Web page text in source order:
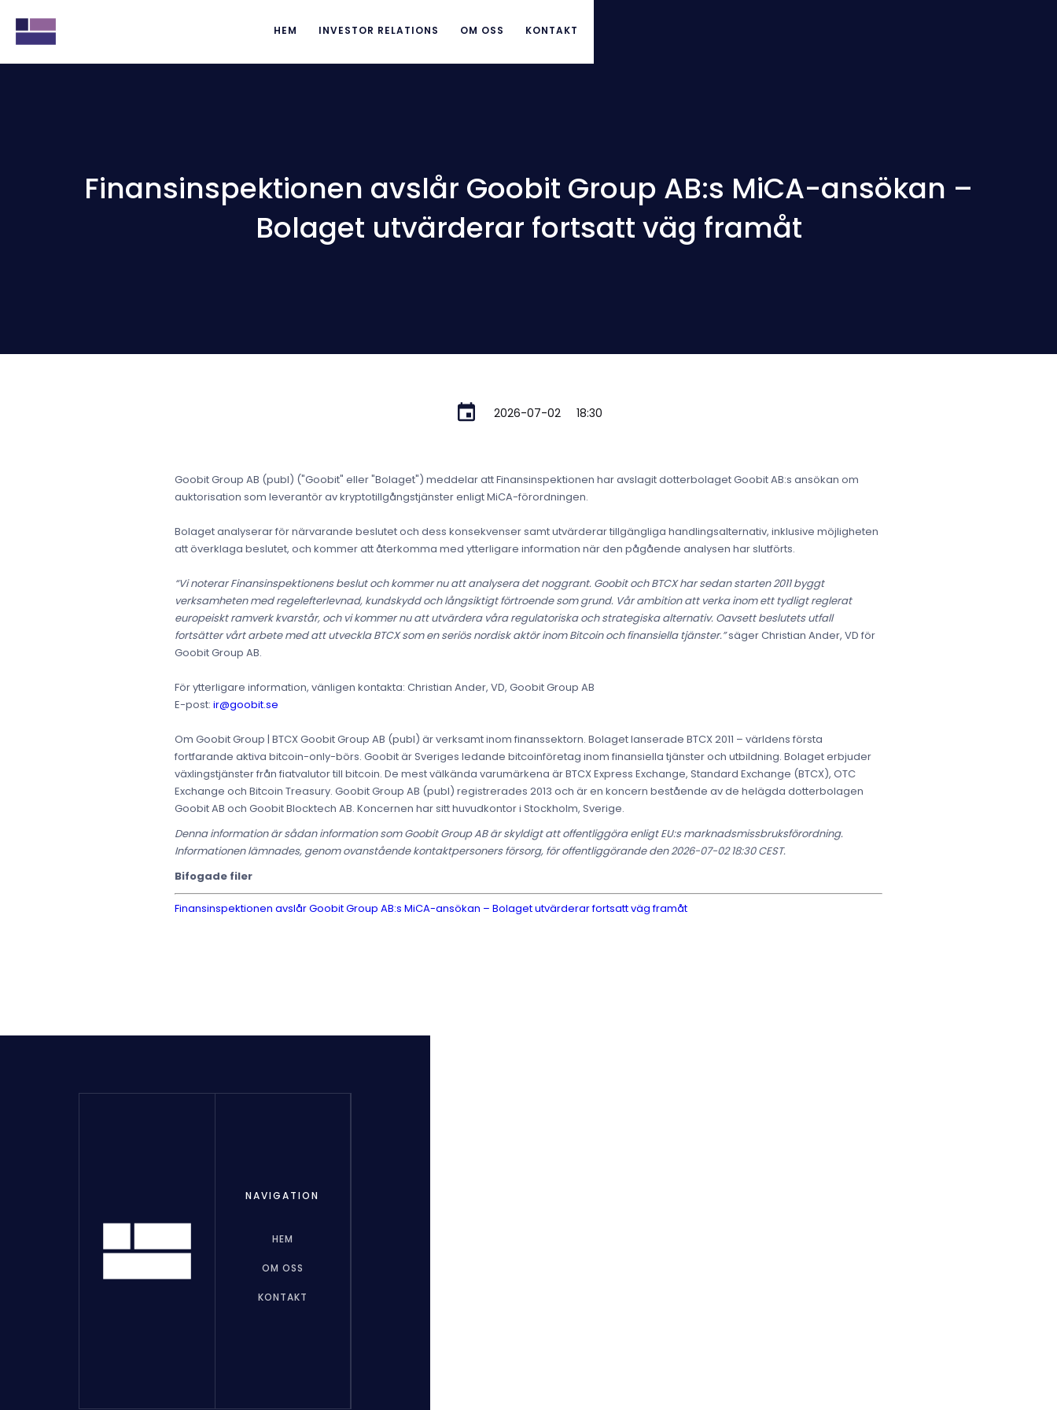
HEM INVESTOR RELATIONS OM OSS KONTAKT
Finansinspektionen avslår Goobit Group AB:s MiCA-ansökan –
Bolaget utvärderar fortsatt väg framåt
2026-07-02 18:30
Goobit Group AB (publ) ("Goobit" eller "Bolaget") meddelar att Finansinspektionen har avslagit dotterbolaget Goobit AB:s ansökan om
auktorisation som leverantör av kryptotillgångstjänster enligt MiCA-förordningen.
Bolaget analyserar för närvarande beslutet och dess konsekvenser samt utvärderar tillgängliga handlingsalternativ, inklusive möjligheten
att överklaga beslutet, och kommer att återkomma med ytterligare information när den pågående analysen har slutförts.
“Vi noterar Finansinspektionens beslut och kommer nu att analysera det noggrant. Goobit och BTCX har sedan starten 2011 byggt
verksamheten med regelefterlevnad, kundskydd och långsiktigt förtroende som grund. Vår ambition att verka inom ett tydligt reglerat
europeiskt ramverk kvarstår, och vi kommer nu att utvärdera våra regulatoriska och strategiska alternativ. Oavsett beslutets utfall
fortsätter vårt arbete med att utveckla BTCX som en seriös nordisk aktör inom Bitcoin och finansiella tjänster.”säger Christian Ander, VD för
Goobit Group AB.
För ytterligare information, vänligen kontakta: Christian Ander, VD, Goobit Group AB
E-post: ir@goobit.se
Om Goobit Group | BTCX Goobit Group AB (publ) är verksamt inom finanssektorn. Bolaget lanserade BTCX 2011 – världens första
fortfarande aktiva bitcoin-only-börs. Goobit är Sveriges ledande bitcoinföretag inom finansiella tjänster och utbildning. Bolaget erbjuder
växlingstjänster från fiatvalutor till bitcoin. De mest välkända varumärkena är BTCX Express Exchange, Standard Exchange (BTCX), OTC
Exchange och Bitcoin Treasury. Goobit Group AB (publ) registrerades 2013 och är en koncern bestående av de helägda dotterbolagen
Goobit AB och Goobit Blocktech AB. Koncernen har sitt huvudkontor i Stockholm, Sverige.
Denna information är sådan information som Goobit Group AB är skyldigt att offentliggöra enligt EU:s marknadsmissbruksförordning.
Informationen lämnades, genom ovanstående kontaktpersoners försorg, för offentliggörande den 2026-07-02 18:30 CEST.
Bifogade filer
Finansinspektionen avslår Goobit Group AB:s MiCA-ansökan – Bolaget utvärderar fortsatt väg framåt
NAVIGATION
HEM
OM OSS
KONTAKT